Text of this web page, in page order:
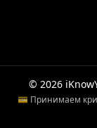
© 2026
💳 Принимаем